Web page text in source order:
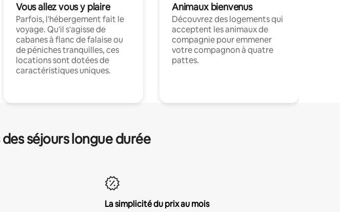
Vous allez vous y plaire
Parfois, l'hébergement fait le
voyage. Qu'il s'agisse de
cabanes à flanc de falaise ou
de péniches tranquilles, ces
locations sont dotées de
caractéristiques uniques.
Animaux bienvenus
Découvrez des logements qui
acceptent les animaux de
compagnie pour emmener
votre compagnon à quatre
pattes.
séjours longue durée
La simplicité du prix au mois